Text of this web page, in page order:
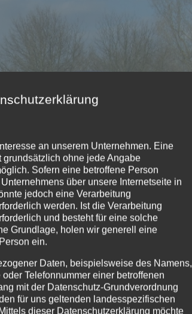
an unserem Unternehmen. Eine
grundsätzlich ohne jede Angabe
Sofern eine betroffene Person
über unsere Internetseite in
jedoch eine Verarbeitung
werden. Ist die Verarbeitung
und besteht für eine solche
Grundlage, holen wir generell eine
ein.
Daten, beispielsweise des Namens,
Telefonnummer einer betroffenen
mit der Datenschutz-Grundverordnung
für uns geltenden landesspezifischen
dieser Datenschutzerklärung möchte